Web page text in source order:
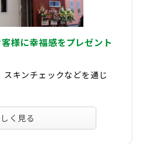
様に幸福感をプレゼント
キンチェックなどを通じ
く見る